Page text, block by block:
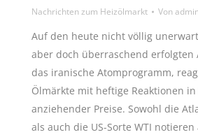
Nachrichten zum Heizölmarkt Von
Auf den heute nicht völlig
aber doch überraschend erfolgten
das iranische Atomprogramm,
Ölmärkte mit heftige Reaktionen
anziehender Preise. Sowohl die
als auch die US-Sorte WTI notieren